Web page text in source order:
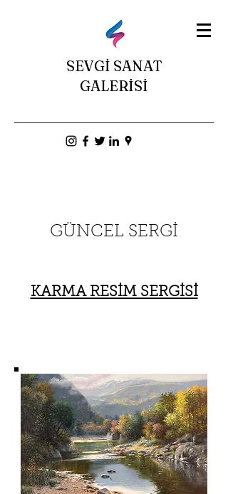
SEVGİ SANAT
GALERİSİ
GÜNCEL SERGİ
KARMA RESİM SERGİSİ​